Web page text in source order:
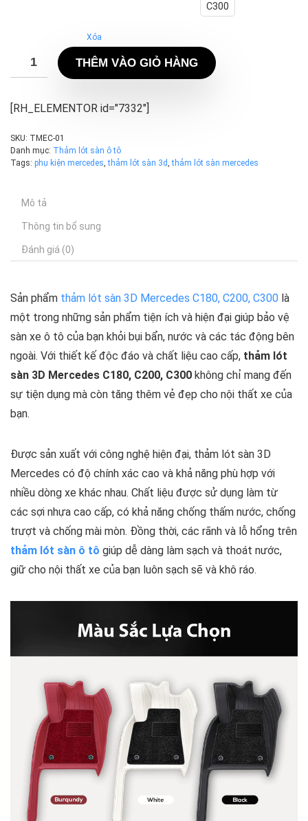
C300
Xóa
THÊM VÀO GIỎ HÀNG
[RH_ELEMENTOR id="7332"]
SKU: TMEC-01
Danh mục: Thảm lót sàn ô tô
Tags: phụ kiện mercedes,thảm lót sàn 3d,thảm lót sàn mercedes
Mô tả
Thông tin bổ sung
Đánh giá (0)
Sản phẩm thảm lót sàn 3D Mercedes C180, C200, C300 là
một trong những sản phẩm tiện ích và hiện đại giúp bảo vệ
sàn xe ô tô của bạn khỏi bụi bẩn, nước và các tác động bên
ngoài. Với thiết kế độc đáo và chất liệu cao cấp, thảm lót
sàn 3D Mercedes C180, C200, C300 không chỉ mang đến
sự tiện dụng mà còn tăng thêm vẻ đẹp cho nội thất xe của
bạn.
Được sản xuất với công nghệ hiện đại, thảm lót sàn 3D
Mercedes có độ chính xác cao và khả năng phù hợp với
nhiều dòng xe khác nhau. Chất liệu được sử dụng làm từ
các sợi nhựa cao cấp, có khả năng chống thấm nước, chống
trượt và chống mài mòn. Đồng thời, các rãnh và lỗ hổng trên
thảm lót sàn ô tô giúp dễ dàng làm sạch và thoát nước,
giữ cho nội thất xe của bạn luôn sạch sẽ và khô ráo.